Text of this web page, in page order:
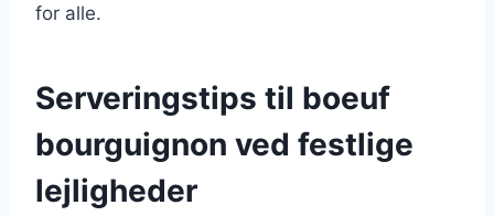
for alle.
Serveringstips til boeuf
bourguignon ved festlige
lejligheder